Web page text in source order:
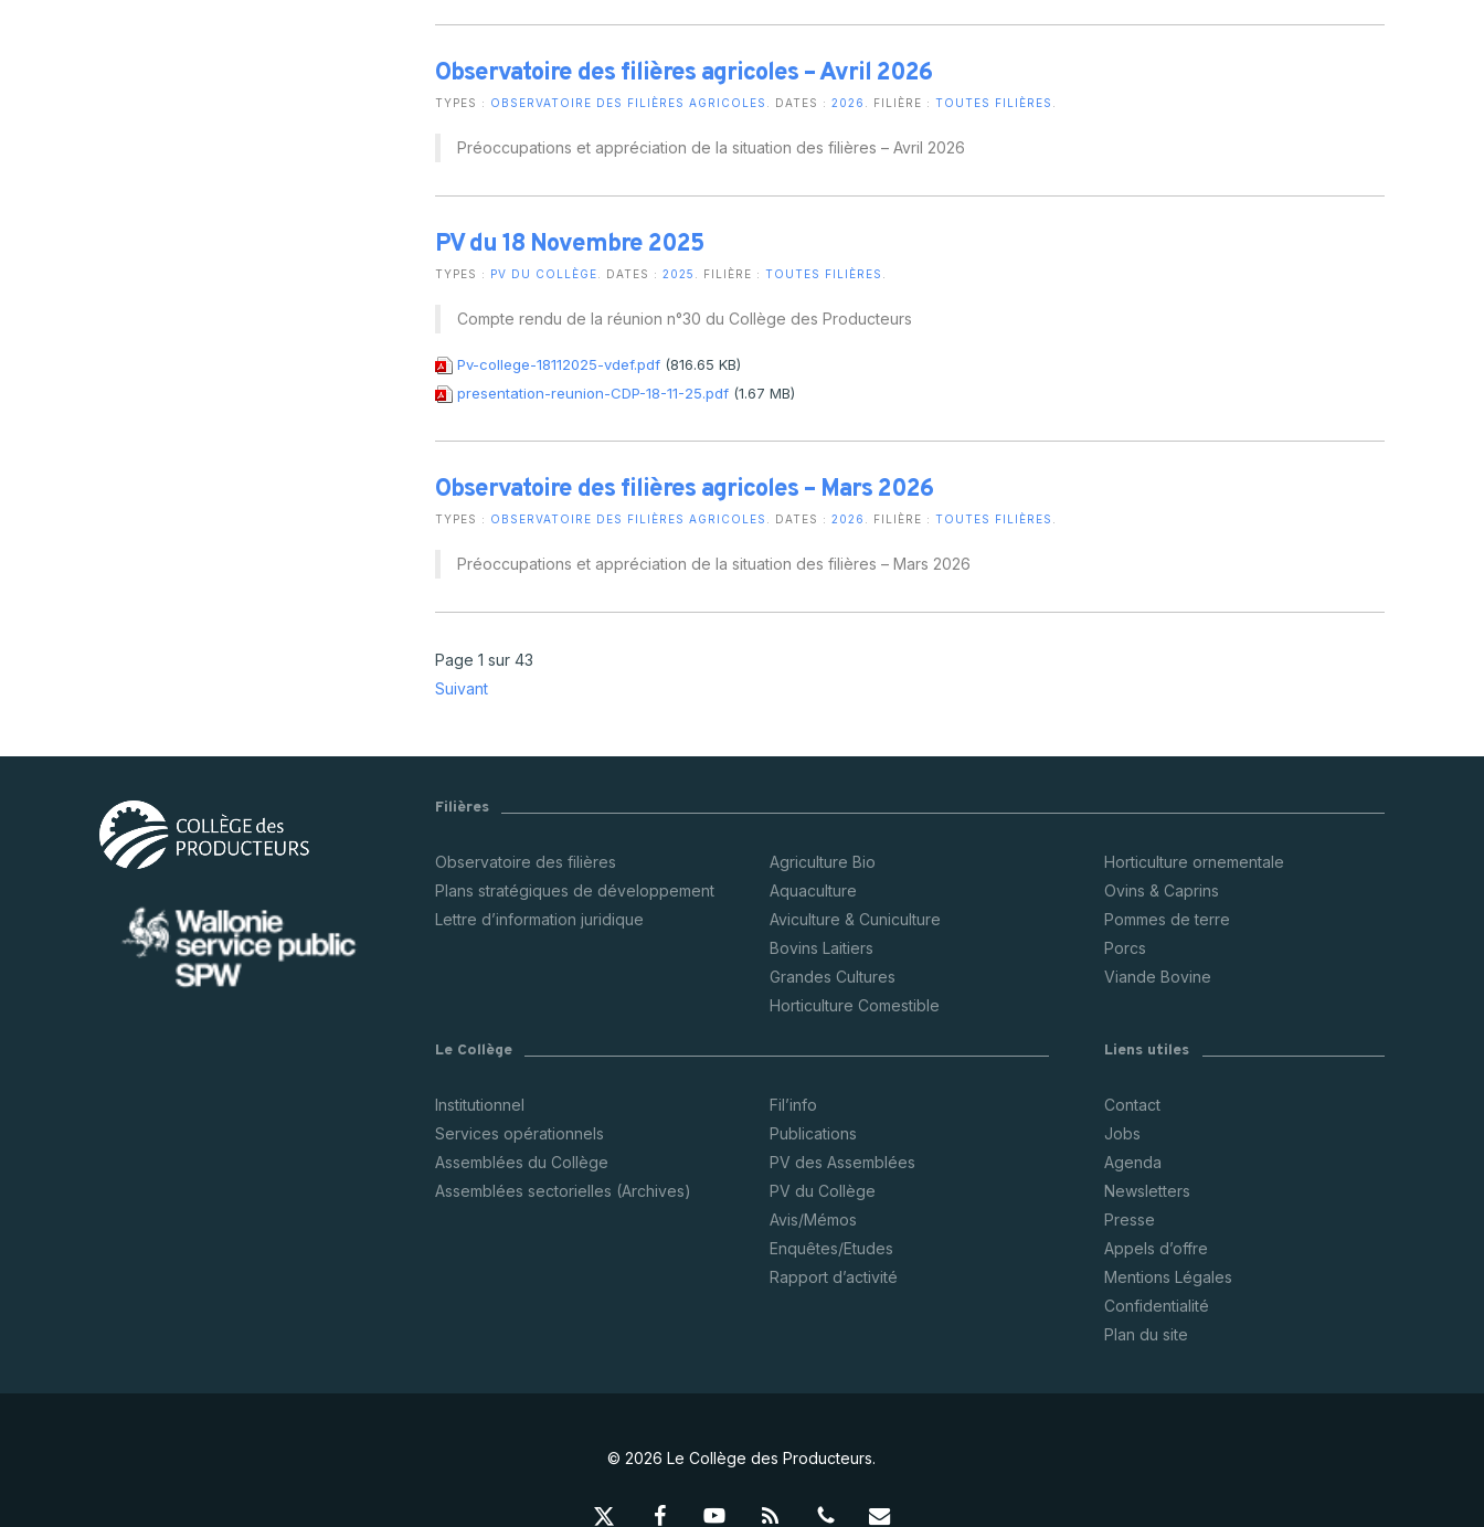
Observatoire des filières agricoles – Avril 2026
TYPES : OBSERVATOIRE DES FILIÈRES AGRICOLES . DATES : 2026 . FILIÈRE : TOUTES FILIÈRES
Préoccupations et appréciation de la situation des filières – Avril 2026
PV du 18 Novembre 2025
TYPES : PV DU COLLÈGE . DATES : 2025 . FILIÈRE : TOUTES FILIÈRES
Compte rendu de la réunion n°30 du Collège des Producteurs
Pv-college-18112025-vdef.pdf(816.65 KB)
presentation-reunion-CDP-18-11-25.pdf(1.67 MB)
Observatoire des filières agricoles – Mars 2026
TYPES : OBSERVATOIRE DES FILIÈRES AGRICOLES . DATES : 2026 . FILIÈRE : TOUTES FILIÈRES
Préoccupations et appréciation de la situation des filières – Mars 2026
Page 1 sur 43
Suivant
Filières
Observatoire des filières
Plans stratégiques de développement
Lettre d’information juridique
Agriculture Bio
Aquaculture
Aviculture & Cuniculture
Bovins Laitiers
Grandes Cultures
Horticulture Comestible
Horticulture ornementale
Ovins & Caprins
Pommes de terre
Porcs
Viande Bovine
Le Collège Liens utiles
Institutionnel
Services opérationnels
Assemblées du Collège
Assemblées sectorielles (Archives)
Fil’info
Publications
PV des Assemblées
PV du Collège
Avis/Mémos
Enquêtes/Etudes
Rapport d’activité
Contact
Jobs
Agenda
Newsletters
Presse
Appels d’offre
Mentions Légales
Confidentialité
Plan du site
© 2026 Le Collège des Producteurs.
x- facebookyoutubeRSS phone email